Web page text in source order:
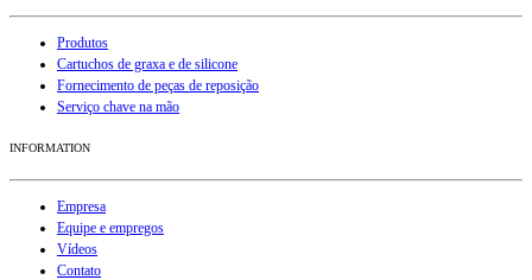
Produtos
Cartuchos de graxa e de silicone
Fornecimento de peças de reposição
Serviço chave na mão
INFORMATION
Empresa
Equipe e empregos
Vídeos
Contato